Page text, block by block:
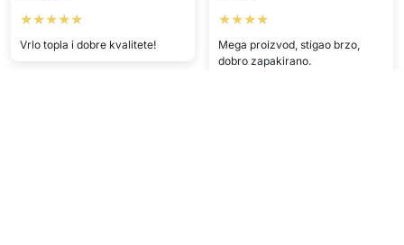
★★★★★
Vrlo topla i dobre kvalitete!
★★★★
Mega proizvod, stigao brzo,
dobro zapakirano.